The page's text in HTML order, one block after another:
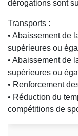
dérogations sont
Transports :
• Abaissement de
supérieures ou
• Abaissement de
supérieures ou
• Renforcement
• Réduction du
compétitions de